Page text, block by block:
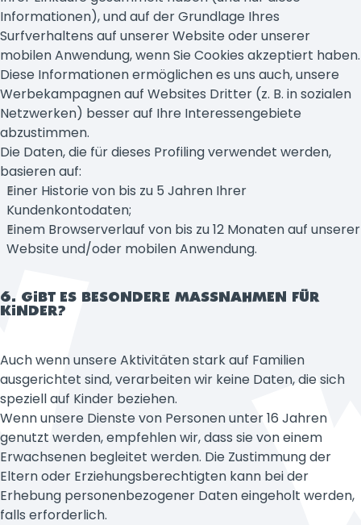
Informationen), und auf der Grundlage Ihres
Surfverhaltens auf unserer Website oder unserer
mobilen Anwendung, wenn Sie Cookies akzeptiert haben.
Diese Informationen ermöglichen es uns auch, unsere
Werbekampagnen auf Websites Dritter (z. B. in sozialen
Netzwerken) besser auf Ihre Interessengebiete
abzustimmen.
Die Daten, die für dieses Profiling verwendet werden,
basieren auf:
Einer Historie von bis zu 5 Jahren Ihrer
Kundenkontodaten;
Einem Browserverlauf von bis zu 12 Monaten auf unserer
Website und/oder mobilen Anwendung.
6. GIBT ES BESONDERE MASSNAHMEN FÜR K
INDER?
Auch wenn unsere Aktivitäten stark auf Familien
ausgerichtet sind, verarbeiten wir keine Daten, die sich
speziell auf Kinder beziehen.
Wenn unsere Dienste von Personen unter 16 Jahren
genutzt werden, empfehlen wir, dass sie von einem
Erwachsenen begleitet werden. Die Zustimmung der
Eltern oder Erziehungsberechtigten kann bei der
Erhebung personenbezogener Daten eingeholt werden,
falls erforderlich.